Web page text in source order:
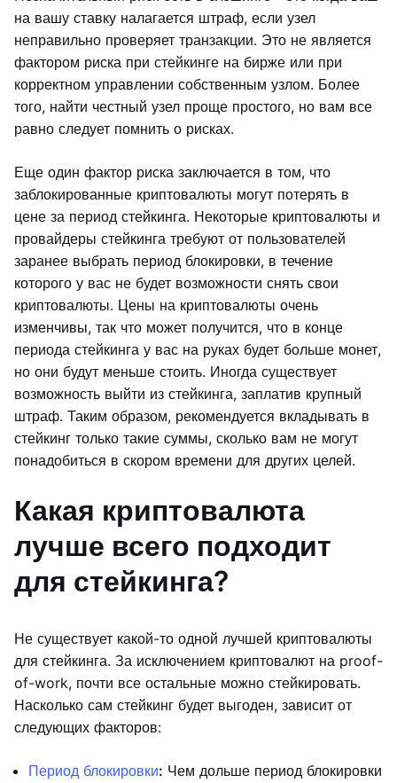
на вашу ставку налагается штраф, если узел
неправильно проверяет транзакции. Это не является
фактором риска при стейкинге на бирже или при
корректном управлении собственным узлом. Более
того, найти честный узел проще простого, но вам все
равно следует помнить о рисках.
Еще один фактор риска заключается в том, что
заблокированные криптовалюты могут потерять в
цене за период стейкинга. Некоторые криптовалюты и
провайдеры стейкинга требуют от пользователей
заранее выбрать период блокировки, в течение
которого у вас не будет возможности снять свои
криптовалюты. Цены на криптовалюты очень
изменчивы, так что может получится, что в конце
периода стейкинга у вас на руках будет больше монет,
но они будут меньше стоить. Иногда существует
возможность выйти из стейкинга, заплатив крупный
штраф. Таким образом, рекомендуется вкладывать в
стейкинг только такие суммы, сколько вам не могут
понадобиться в скором времени для других целей.
Какая криптовалюта
лучше всего подходит
для стейкинга?
Не существует какой-то одной лучшей криптовалюты
для стейкинга. За исключением криптовалют на proof-
of-work, почти все остальные можно стейкировать.
Насколько сам стейкинг будет выгоден, зависит от
следующих факторов:
Период блокировки: Чем дольше период блокировки